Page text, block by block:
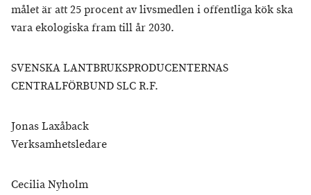
målet är att 25 procent av livsmedlen i offentliga kök ska
vara ekologiska fram till år 2030.
SVENSKA LANTBRUKSPRODUCENTERNAS
CENTRALFÖRBUND SLC R.F.
Jonas Laxåback
Verksamhetsledare
Cecilia Nyholm